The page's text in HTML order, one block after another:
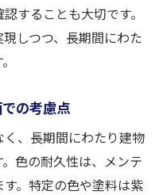
することも大切です。
しつつ、長期間にわた
の考慮点
、長期間にわたり建物
色の耐久性は、メンテ
。特定の色や塗料は紫